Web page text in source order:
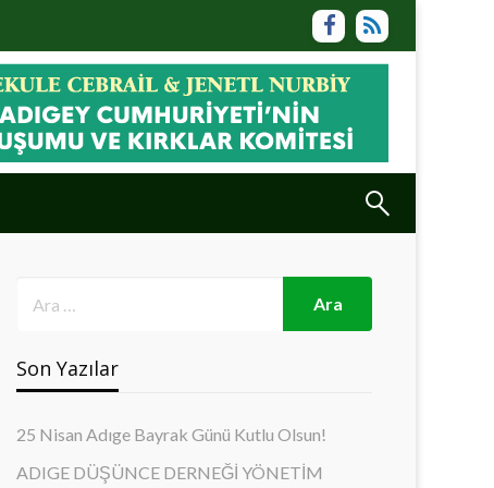
Son Yazılar
25 Nisan Adıge Bayrak Günü Kutlu Olsun!
ADIGE DÜŞÜNCE DERNEĞİ YÖNETİM